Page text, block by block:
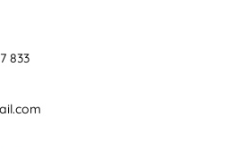
833